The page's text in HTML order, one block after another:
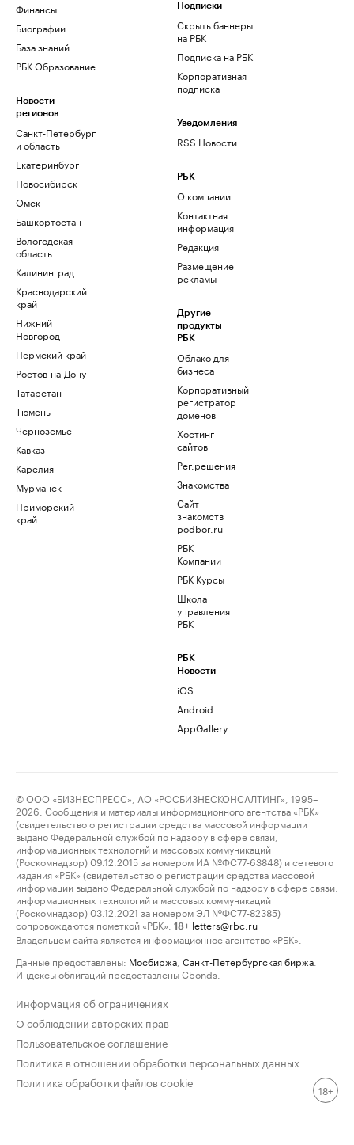
Финансы
Биографии
База знаний
РБК Образование
Новости
регионов
Санкт-Петербург
и область
Екатеринбург
Новосибирск
Омск
Башкортостан
Вологодская
область
Калининград
Краснодарский
край
Нижний
Новгород
Пермский край
Ростов-на-Дону
Татарстан
Тюмень
Черноземье
Кавказ
Карелия
Мурманск
Приморский
край
Подписки
Скрыть баннеры
на РБК
Подписка на РБК
Корпоративная
подписка
Уведомления
RSS Новости
РБК
О компании
Контактная
информация
Редакция
Размещение
рекламы
Другие
продукты
РБК
Облако для
бизнеса
Корпоративный
регистратор
доменов
Хостинг
сайтов
Рег.решения
Знакомства
Сайт
знакомств
podbor.ru
РБК
Компании
РБК Курсы
Школа
управления
РБК
РБК
Новости
iOS
Android
AppGallery
© ООО «БИЗНЕСПРЕСС», АО «РОСБИЗНЕСКОНСАЛТИНГ», 1995–
2026. Сообщения и материалы информационного агентства «РБК»
(свидетельство о регистрации средства массовой информации
выдано Федеральной службой по надзору в сфере связи,
информационных технологий и массовых коммуникаций
(Роскомнадзор) 09.12.2015 за номером ИА №ФС77-63848) и сетевого
издания «РБК» (свидетельство о регистрации средства массовой
информации выдано Федеральной службой по надзору в сфере связи,
информационных технологий и массовых коммуникаций
(Роскомнадзор) 03.12.2021 за номером ЭЛ №ФС77-82385)
сопровождаются пометкой «РБК».
18+ letters@rbc.ru
Владельцем сайта является информационное агентство «РБК».
Данные предоставлены: Мосбиржа Санкт-Петербургская биржа
Индексы облигаций предоставлены Cbonds.
Информация об ограничениях
О соблюдении авторских прав
Пользовательское соглашение
Политика в отношении обработки персональных данных
Политика обработки файлов cookie
18+